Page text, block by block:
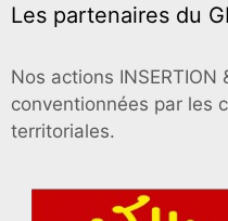
Les partenaires du
Nos actions
conventionnées par les
territoriales.